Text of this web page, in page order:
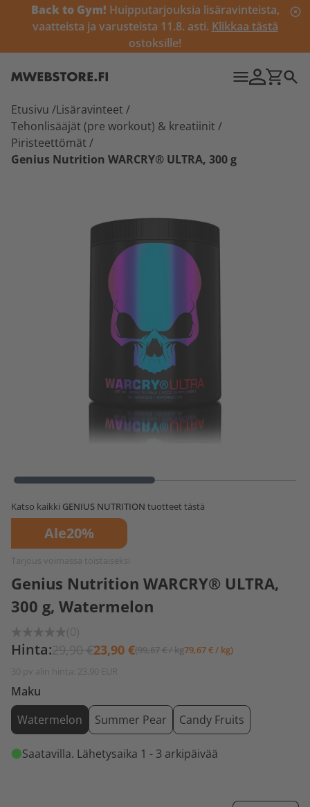
Back to Gym! Huipputarjouksia lisäravinteista,
vaatteista ja varusteista 11.8. asti. Klikkaa tästä
ostoksille!
Etusivu /Lisäravinteet /
Tehonlisääjät (pre workout) & kreatiinit /
Piristeettömät /
Genius Nutrition WARCRY® ULTRA, 300 g
Katso kaikki GENIUS NUTRITION tuotteet tästä
Ale20%
Tarjous voimassa toistaiseksi
Genius Nutrition WARCRY® ULTRA,
300 g, Watermelon
(0)
Hinta:29,90 €23,90 €(99,67 € / kg79,67 € / kg)
30 pv alin hinta: 23,90 EUR
Maku
Watermelon
Summer Pear Candy Fruits
Saatavilla. Lähetysaika 1 - 3 arkipäivää